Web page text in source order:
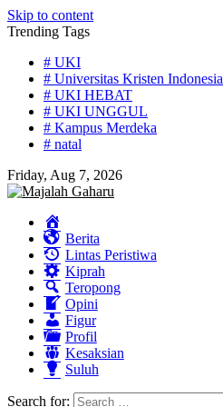
Skip to content
Trending Tags
# UKI
# Universitas Kristen Indonesia
# UKI HEBAT
# UKI UNGGUL
# Kampus Merdeka
# natal
Friday, Aug 7, 2026
Berita
Lintas Peristiwa
Kiprah
Teropong
Opini
Figur
Profil
Kesaksian
Suluh
Search for: